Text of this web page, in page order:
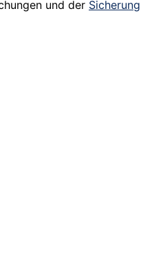
und der Sicherung